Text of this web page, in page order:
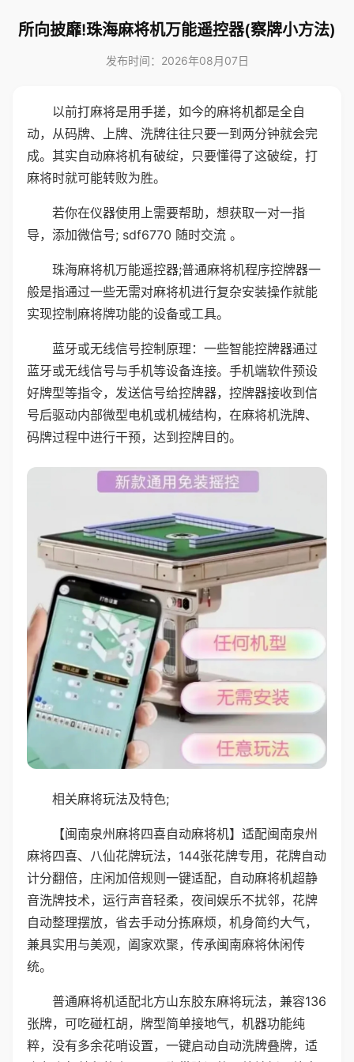
所向披靡!珠海麻将机万能遥控器(察牌小方法)
发布时间：2026年08月07日
以前打麻将是用手搓，如今的麻将机都是全自
动，从码牌、上牌、洗牌往往只要一到两分钟就会完
成。其实自动麻将机有破绽，只要懂得了这破绽，打
麻将时就可能转败为胜。
若你在仪器使用上需要帮助，想获取一对一指
导，添加微信号; sdf6770 随时交流 。
珠海麻将机万能遥控器;普通麻将机程序控牌器一
般是指通过一些无需对麻将机进行复杂安装操作就能
实现控制麻将牌功能的设备或工具。
蓝牙或无线信号控制原理：一些智能控牌器通过
蓝牙或无线信号与手机等设备连接。手机端软件预设
好牌型等指令，发送信号给控牌器，控牌器接收到信
号后驱动内部微型电机或机械结构，在麻将机洗牌、
码牌过程中进行干预，达到控牌目的。
相关麻将玩法及特色;
【闽南泉州麻将四喜自动麻将机】适配闽南泉州
麻将四喜、八仙花牌玩法，144张花牌专用，花牌自动
计分翻倍，庄闲加倍规则一键适配，自动麻将机超静
音洗牌技术，运行声音轻柔，夜间娱乐不扰邻，花牌
自动整理摆放，省去手动分拣麻烦，机身简约大气，
兼具实用与美观，阖家欢聚，传承闽南麻将休闲传
统。
普通麻将机适配北方山东胶东麻将玩法，兼容136
张牌，可吃碰杠胡，牌型简单接地气，机器功能纯
粹，没有多余花哨设置，一键启动自动洗牌叠牌，适